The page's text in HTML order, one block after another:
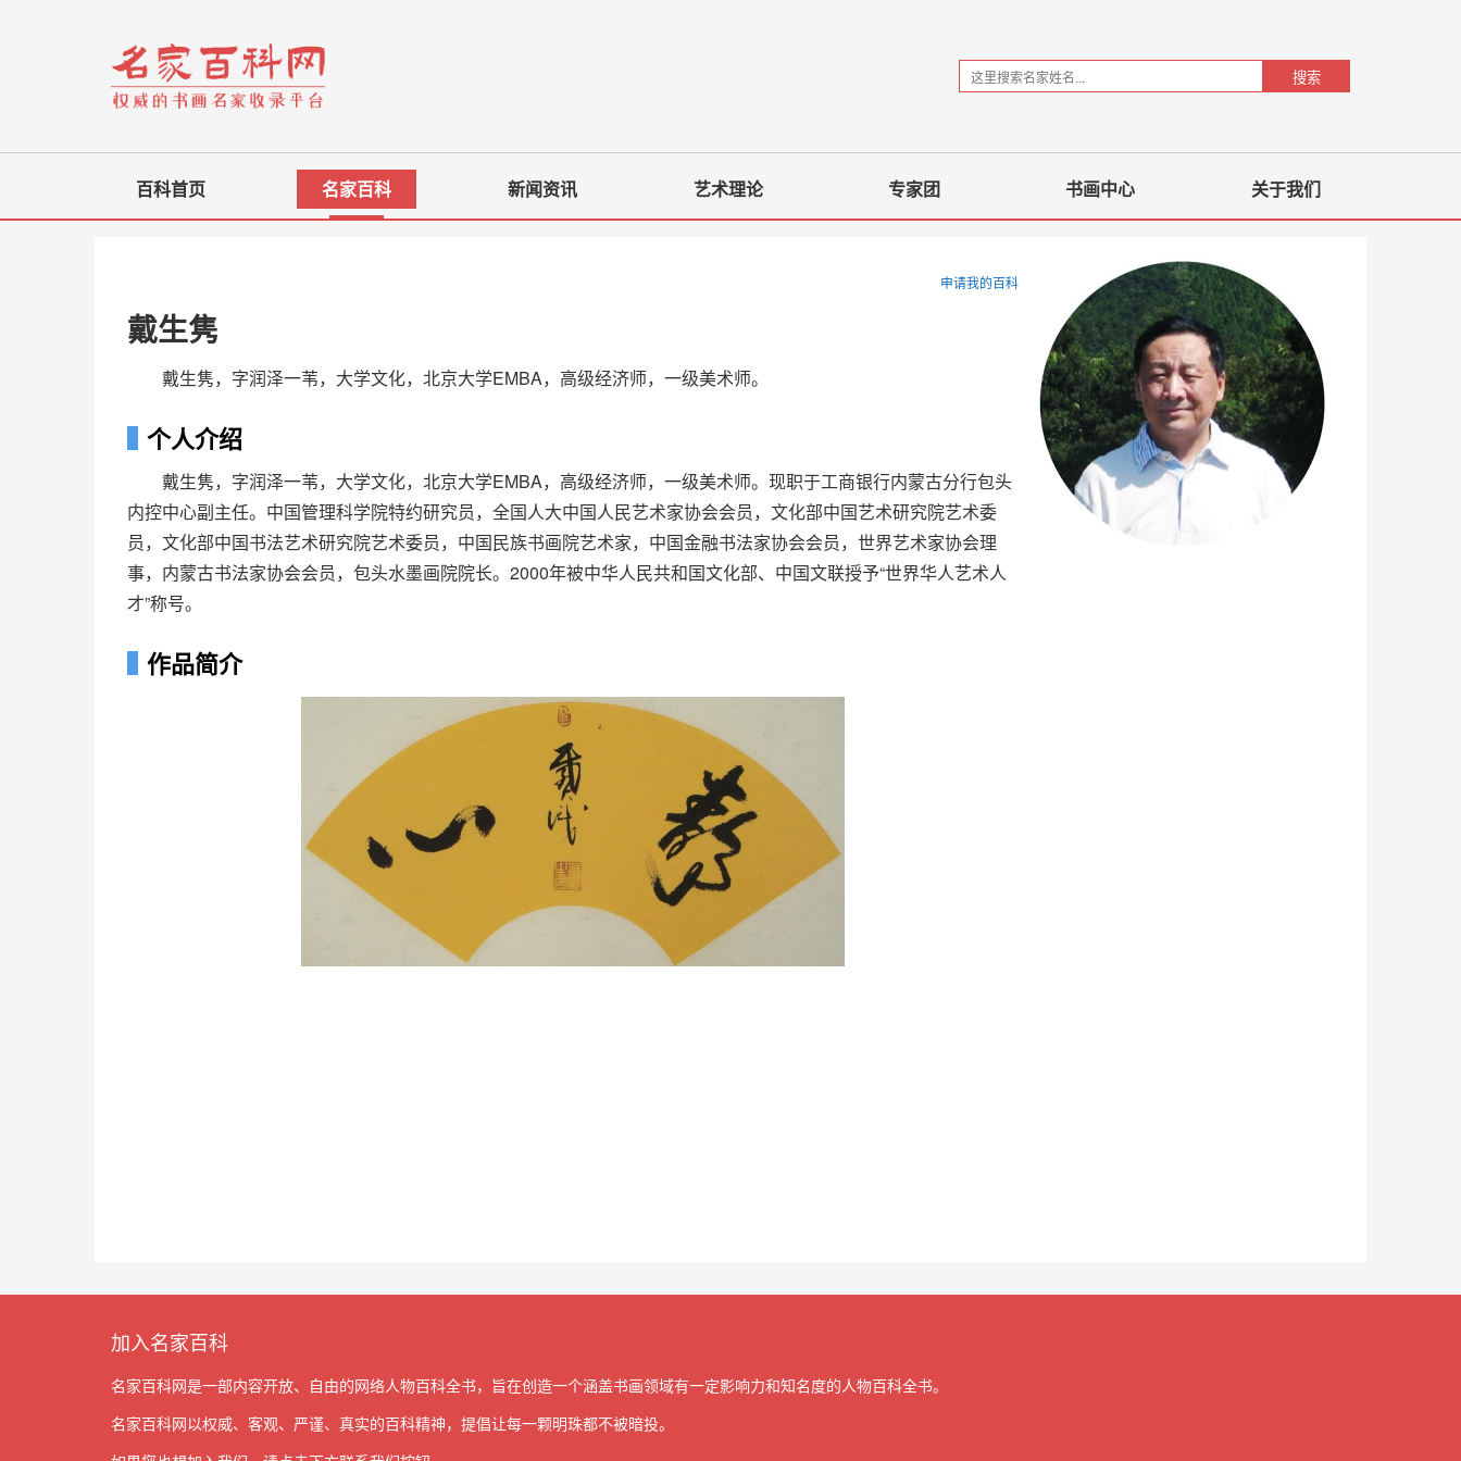
百科首页 名家百科 新闻资讯 艺术理论 专家团 书画中心 关于我们
申请我的百科
戴生隽
戴生隽，字润泽一苇，大学文化，北京大学EMBA，高级经济师，一级美术师。
个人介绍
戴生隽，字润泽一苇，大学文化，北京大学EMBA，高级经济师，一级美术师。现职于工商银行内蒙古分行包头
内控中心副主任。中国管理科学院特约研究员，全国人大中国人民艺术家协会会员，文化部中国艺术研究院艺术委
员，文化部中国书法艺术研究院艺术委员，中国民族书画院艺术家，中国金融书法家协会会员，世界艺术家协会理
事，内蒙古书法家协会会员，包头水墨画院院长。2000年被中华人民共和国文化部、中国文联授予“世界华人艺术人
才”称号。
作品简介
加入名家百科
名家百科网是一部内容开放、自由的网络人物百科全书，旨在创造一个涵盖书画领域有一定影响力和知名度的人物百科全书。
名家百科网以权威、客观、严谨、真实的百科精神，提倡让每一颗明珠都不被暗投。